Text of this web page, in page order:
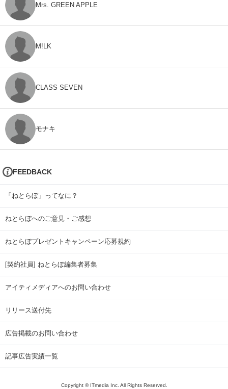
Mrs. GREEN APPLE
M!LK
CLASS SEVEN
モナキ
FEEDBACK
「ねとらぼ」ってなに？
ねとらぼへのご意見・ご感想
ねとらぼプレゼントキャンペーン応募規約
[契約社員] ねとらぼ編集者募集
アイティメディアへのお問い合わせ
リリース送付先
広告掲載のお問い合わせ
記事広告実績一覧
Copyright © ITmedia Inc. All Rights Reserved.